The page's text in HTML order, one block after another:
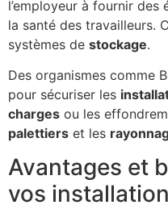
l’employeur à fournir
la santé des travailleurs.
systèmes de stockage.
Des organismes comme
pour sécuriser les
charges ou les
palettiers et les
Avantages et
vos